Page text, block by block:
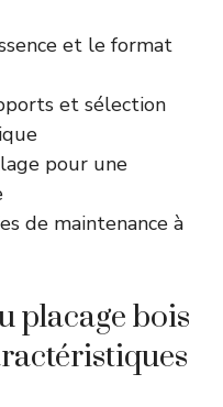
et le format
et sélection
pour une
de maintenance à
placage bois